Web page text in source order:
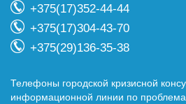
+375(17)352-44-44
+375(17)304-43-70
+375(29)136-35-38
Телефоны городской кризисной
информационной линии по